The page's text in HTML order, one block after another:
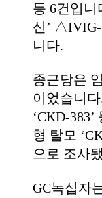
등 6건입
신’ △IVIG-
니다.
종근당은
이었습니
‘CKD-
형 탈모
으로 조사
GC녹십자